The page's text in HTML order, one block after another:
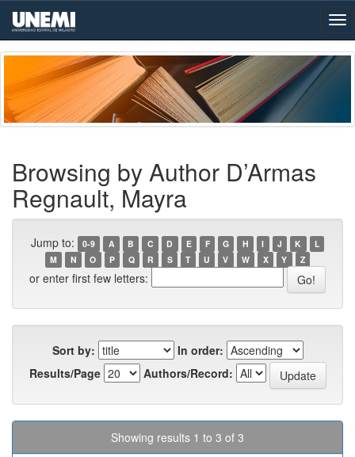
Skip
navigation
Browsing by Author D’Armas
Regnault, Mayra
Jump to: 0-9 A B C D E F G H I J K
L
M
N O P Q R S T U V W X Y Z
or enter first few letters:
Sort by:
In order:
Results/Page
Authors/Record:
Showing results 1 to 3 of 3